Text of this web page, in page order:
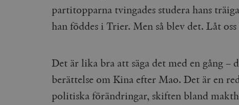
partitopparna tvingades studera hans
han föddes i Trier. Men så blev det. Låt
Det är lika bra att säga det med en gång –
berättelse om Kina efter Mao. Det är en
politiska förändringar, skiften bland